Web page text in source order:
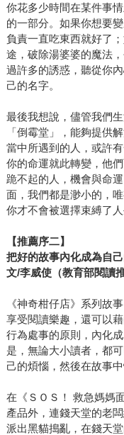
你花多少時間在某件事
的一部分。如果你想要
負責一直吃東西就好了
途，破除湯婆婆的魔法
過許多的誘惑，聽從你
己的名字。
最後我想說，儘管我們
「倒霉堂」，能夠提供
當中所遇到的人，或許
你的命運就此轉變，他
跪不起的人，機會與命
面，我們都是渺小的，
你才不會被選擇束縛了人
【推薦序二】
把好的故事內化成為自
文/李威使（教育部閱讀
《神奇柑仔店》系列故
享受閱讀樂趣，還可以
行為處事的原則，內化
是，無論大小讀者，都
己的煩惱，然後在故事
在《ＳＯＳ！ 救急媽媽
產品外，連錢天堂的老
派出黑貓搗亂，在錢天